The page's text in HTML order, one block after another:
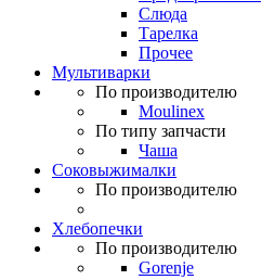
Слюда
Тарелка
Прочее
Мультиварки
По производителю
Moulinex
По типу запчасти
Чаша
Соковыжималки
По производителю
Хлебопечки
По производителю
Gorenje